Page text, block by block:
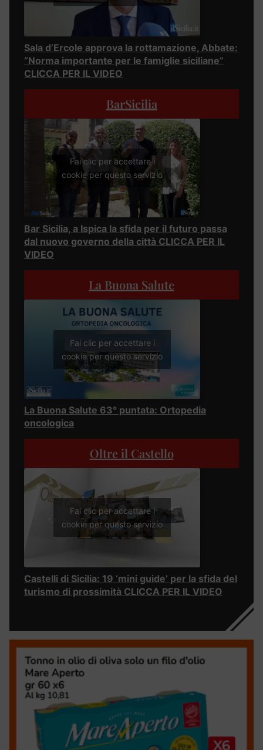
Sala d’Ercole approva la rottamazione, Abbate:
“Norma importante per le famiglie siciliane”
CLICCA PER IL VIDEO
BarSicilia
Fai clic per accettare i
cookie per questo servizio
Bar Sicilia, a Ispica la sfida per il futuro passa
dal nuovo governo della città CLICCA PER IL
VIDEO
La Buona Salute
Fai clic per accettare i
cookie per questo servizio
La Buona Salute 63° puntata: Ortopedia
oncologica
Oltre il Castello
Fai clic per accettare i
cookie per questo servizio
Castelli di Sicilia: 19 ‘mini guide’ per la sfida del
turismo di prossimità CLICCA PER IL VIDEO